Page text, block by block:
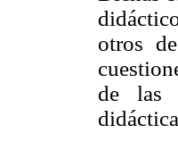
otros
de las